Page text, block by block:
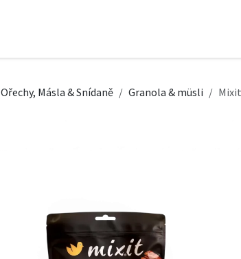
Ořechy, Másla & Snídaně Granola & müsli